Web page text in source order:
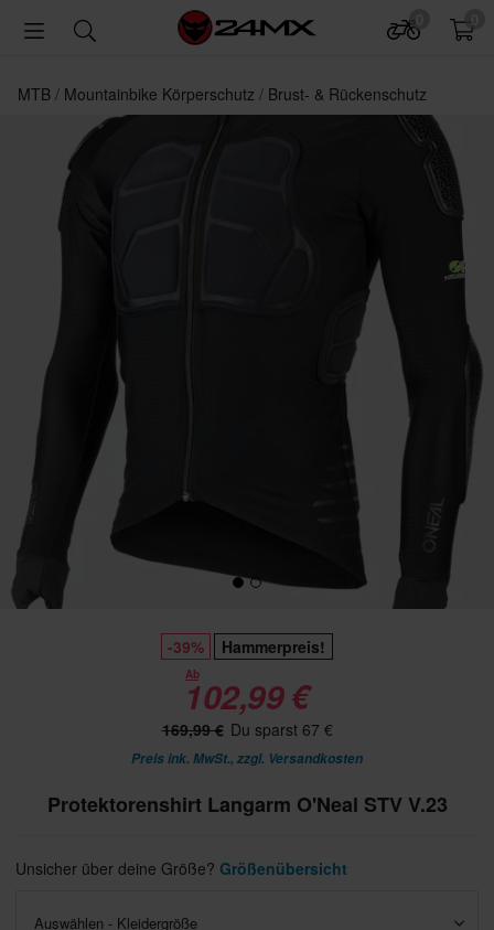
MTB Mountainbike Körperschutz Brust- & Rückenschutz
-39% Hammerpreis!
Ab
102,99 €
169,99 € Du sparst 67 €
Preis ink. MwSt., zzgl. Versandkosten
Protektorenshirt Langarm O'Neal STV V.23
Unsicher über deine Größe? Größenübersicht
Auswählen - Kleidergröße